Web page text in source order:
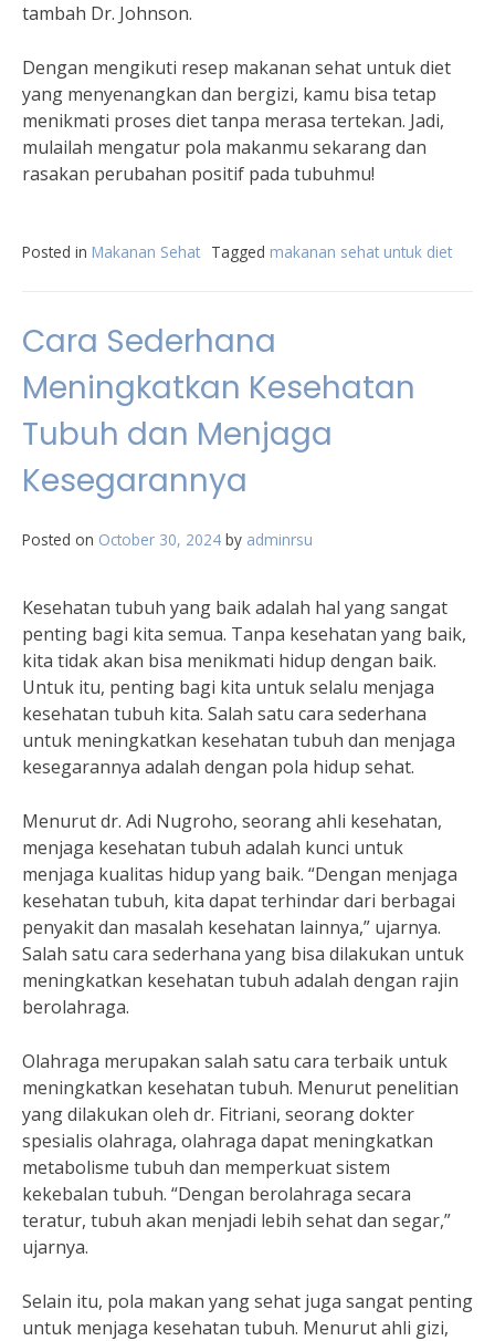
tambah Dr. Johnson.
Dengan mengikuti resep makanan sehat untuk diet
yang menyenangkan dan bergizi, kamu bisa tetap
menikmati proses diet tanpa merasa tertekan. Jadi,
mulailah mengatur pola makanmu sekarang dan
rasakan perubahan positif pada tubuhmu!
Posted in Makanan Sehat Tagged makanan sehat untuk diet
Cara Sederhana
Meningkatkan Kesehatan
Tubuh dan Menjaga
Kesegarannya
Posted on October 30, 2024 by adminrsu
Kesehatan tubuh yang baik adalah hal yang sangat
penting bagi kita semua. Tanpa kesehatan yang baik,
kita tidak akan bisa menikmati hidup dengan baik.
Untuk itu, penting bagi kita untuk selalu menjaga
kesehatan tubuh kita. Salah satu cara sederhana
untuk meningkatkan kesehatan tubuh dan menjaga
kesegarannya adalah dengan pola hidup sehat.
Menurut dr. Adi Nugroho, seorang ahli kesehatan,
menjaga kesehatan tubuh adalah kunci untuk
menjaga kualitas hidup yang baik. “Dengan menjaga
kesehatan tubuh, kita dapat terhindar dari berbagai
penyakit dan masalah kesehatan lainnya,” ujarnya.
Salah satu cara sederhana yang bisa dilakukan untuk
meningkatkan kesehatan tubuh adalah dengan rajin
berolahraga.
Olahraga merupakan salah satu cara terbaik untuk
meningkatkan kesehatan tubuh. Menurut penelitian
yang dilakukan oleh dr. Fitriani, seorang dokter
spesialis olahraga, olahraga dapat meningkatkan
metabolisme tubuh dan memperkuat sistem
kekebalan tubuh. “Dengan berolahraga secara
teratur, tubuh akan menjadi lebih sehat dan segar,”
ujarnya.
Selain itu, pola makan yang sehat juga sangat penting
untuk menjaga kesehatan tubuh. Menurut ahli gizi,